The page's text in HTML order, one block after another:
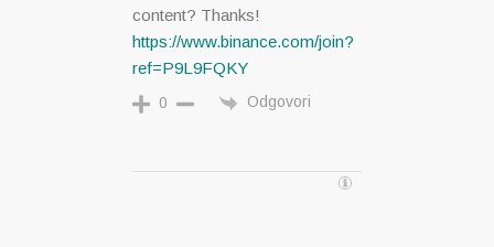
content? Thanks!
https://www.binance.com/join?
ref=P9L9FQKY
0 Odgovori